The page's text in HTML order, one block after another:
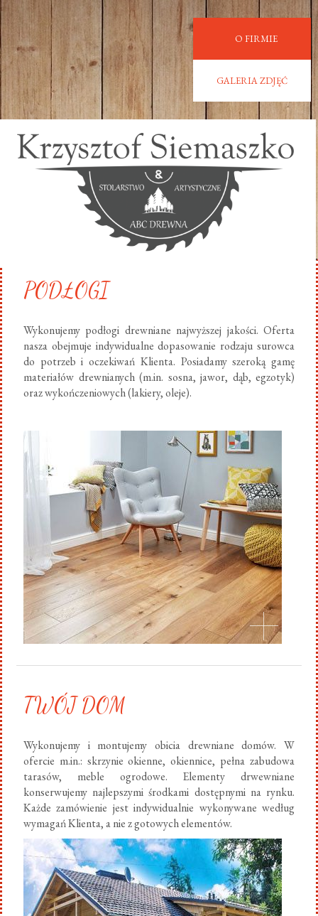
O FIRMIE
GALERIA ZDJĘĆ
PODŁOGI
Wykonujemy podłogi drewniane najwyższej jakości. Oferta
nasza obejmuje indywidualne dopasowanie rodzaju surowca
do potrzeb i oczekiwań Klienta. Posiadamy szeroką gamę
materiałów drewnianych (m.in. sosna, jawor, dąb, egzotyk)
oraz wykończeniowych (lakiery, oleje).
TWÓJ DOM
Wykonujemy i montujemy obicia drewniane domów. W
ofercie m.in.: skrzynie okienne, okiennice, pełna zabudowa
tarasów, meble ogrodowe. Elementy drwewniane
konserwujemy najlepszymi środkami dostępnymi na rynku.
Każde zamówienie jest indywidualnie wykonywane według
wymagań Klienta, a nie z gotowych elementów.